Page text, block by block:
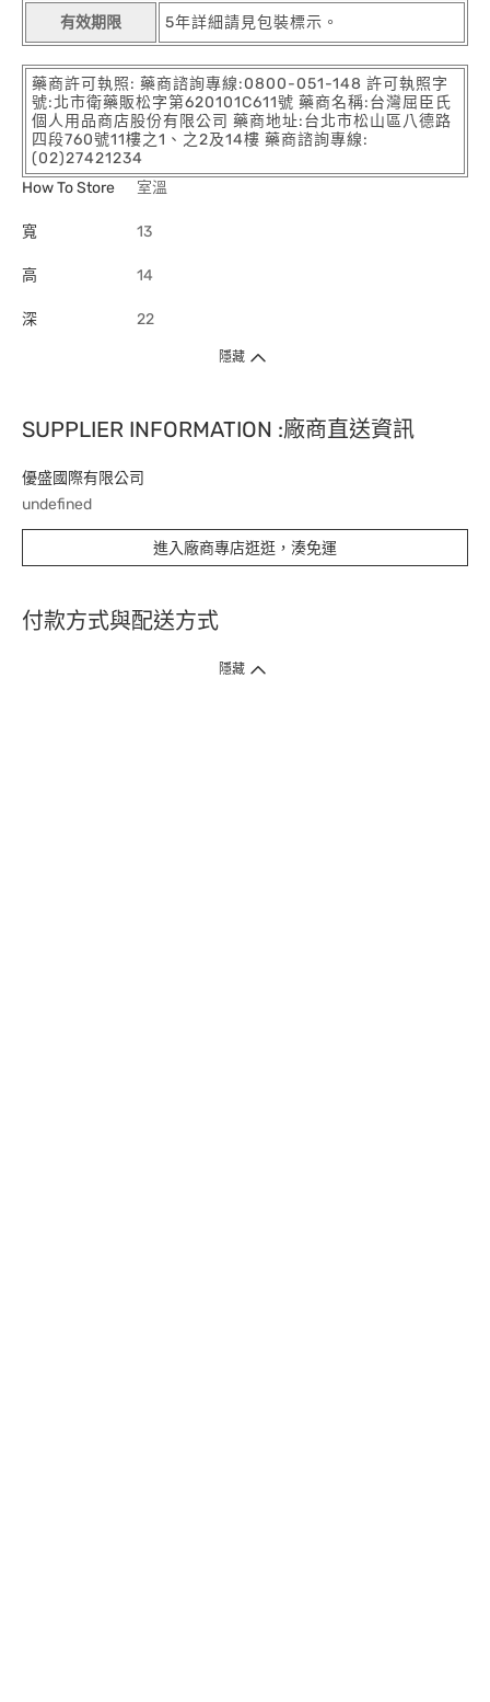
有效期限 5年詳細請見包裝標示。
藥商許可執照: 藥商諮詢專線:0800-051-148 許可執照字
號:北市衛藥販松字第620101C611號 藥商名稱:台灣屈臣氏
個人用品商店股份有限公司 藥商地址:台北市松山區八德路
四段760號11樓之1、之2及14樓 藥商諮詢專線:
(02)27421234
How To Store
室溫
寬 13
高 14
深 22
隱藏
SUPPLIER INFORMATION :廠商直送資訊
優盛國際有限公司
undefined
進入廠商專店逛逛，湊免運
付款方式與配送方式
隱藏